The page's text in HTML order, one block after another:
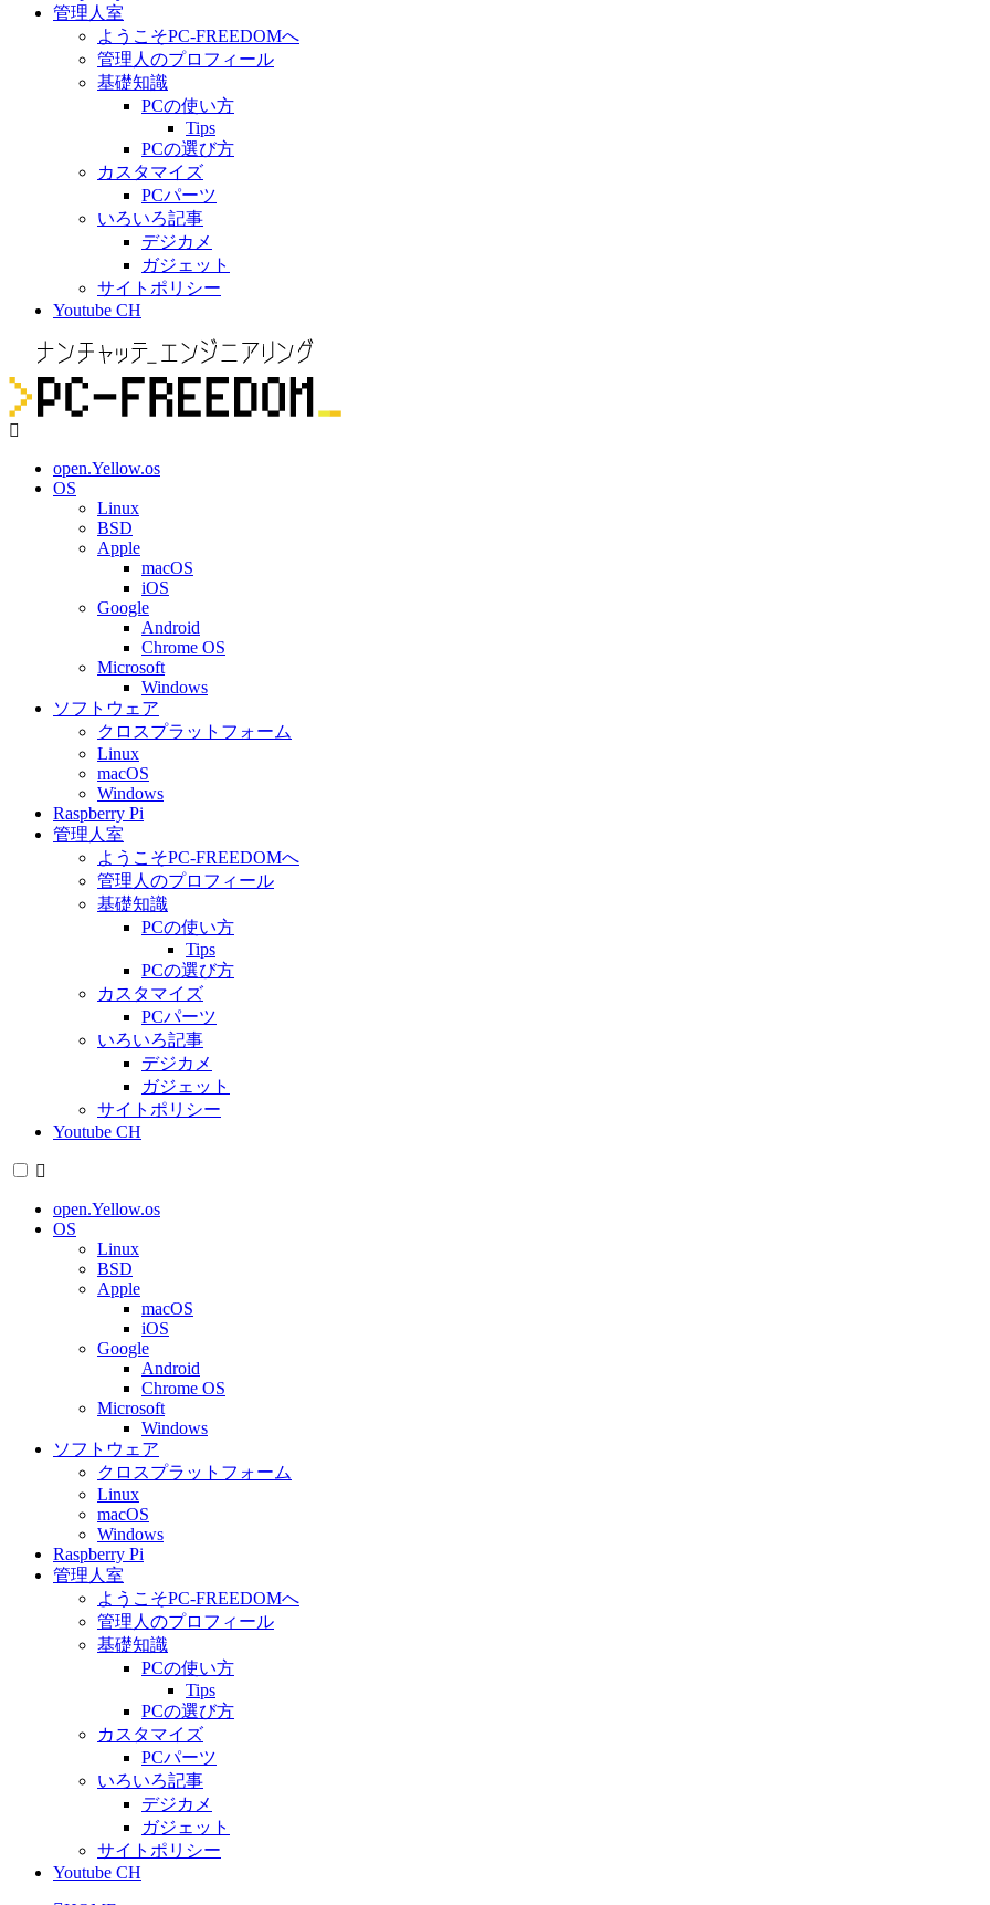
管理人室
ようこそPC-FREEDOMへ
管理人のプロフィール
基礎知識
PCの使い方
Tips
PCの選び方
カスタマイズ
PCパーツ
いろいろ記事
デジカメ
ガジェット
サイトポリシー
Youtube CH
open.Yellow.os
OS
Linux
BSD
Apple
macOS
iOS
Google
Android
Chrome OS
Microsoft
Windows
ソフトウェア
クロスプラットフォーム
Linux
macOS
Windows
Raspberry Pi
管理人室
ようこそPC-FREEDOMへ
管理人のプロフィール
基礎知識
PCの使い方
Tips
PCの選び方
カスタマイズ
PCパーツ
いろいろ記事
デジカメ
ガジェット
サイトポリシー
Youtube CH
open.Yellow.os
OS
Linux
BSD
Apple
macOS
iOS
Google
Android
Chrome OS
Microsoft
Windows
ソフトウェア
クロスプラットフォーム
Linux
macOS
Windows
Raspberry Pi
管理人室
ようこそPC-FREEDOMへ
管理人のプロフィール
基礎知識
PCの使い方
Tips
PCの選び方
カスタマイズ
PCパーツ
いろいろ記事
デジカメ
ガジェット
サイトポリシー
Youtube CH